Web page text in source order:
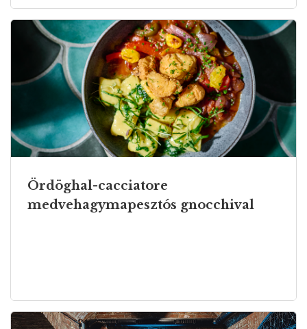
Ördöghal-cacciatore
medvehagymapesztós gnocchival